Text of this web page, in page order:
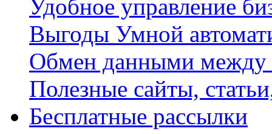
Удобное управление
Выгоды Умной
Обмен данными между
Полезные сайты,
Бесплатные рассылки